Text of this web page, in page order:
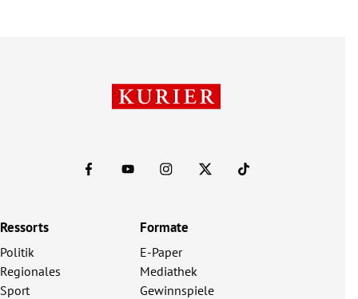
Ressorts
Politik
Regionales
Sport
Formate
E-Paper
Mediathek
Gewinnspiele